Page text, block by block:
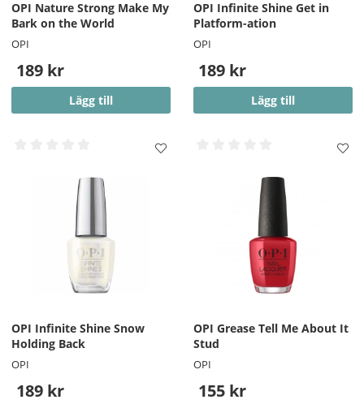
OPI Nature Strong Make My
Bark on the World
OPI
189 kr
Lägg till
OPI Infinite Shine Get in
Platform-ation
OPI
189 kr
Lägg till
OPI Infinite Shine Snow
Holding Back
OPI
189 kr
OPI Grease Tell Me About It
Stud
OPI
155 kr